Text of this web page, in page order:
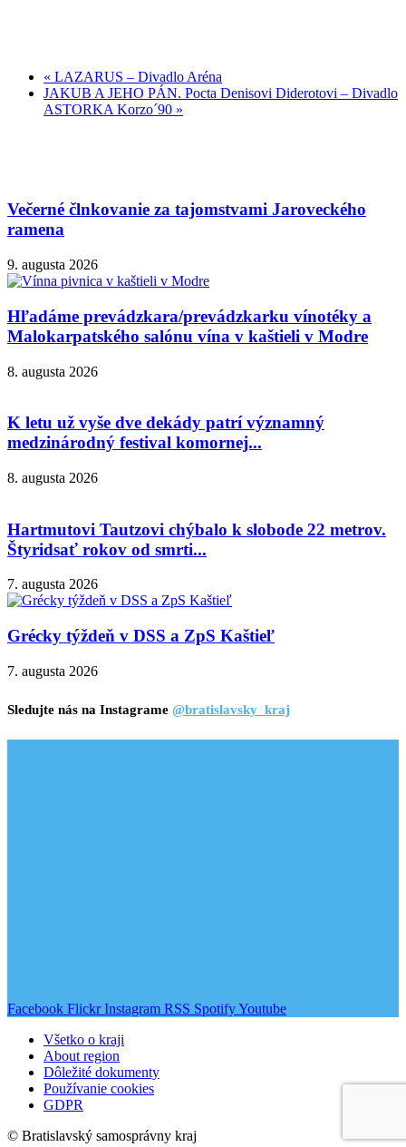
« LAZARUS – Divadlo Aréna
JAKUB A JEHO PÁN. Pocta Denisovi Diderotovi – Divadlo
ASTORKA Korzo´90 »
Večerné člnkovanie za tajomstvami Jaroveckého
ramena
9. augusta 2026
Hľadáme prevádzkara/prevádzkarku vínotéky a
Malokarpatského salónu vína v kaštieli v Modre
8. augusta 2026
K letu už vyše dve dekády patrí významný
medzinárodný festival komornej...
8. augusta 2026
Hartmutovi Tautzovi chýbalo k slobode 22 metrov.
Štyridsať rokov od smrti...
7. augusta 2026
Grécky týždeň v DSS a ZpS Kaštieľ
7. augusta 2026
Sledujte nás na Instagrame @bratislavsky_kraj
Facebook Flickr Instagram RSS SpotifyYoutube
Všetko o kraji
About region
Dôležité dokumenty
Používanie cookies
GDPR
© Bratislavský samosprávny kraj